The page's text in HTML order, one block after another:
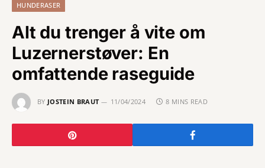
HUNDERASER
Alt du trenger å vite om
Luzernerstøver: En
omfattende raseguide
BY JOSTEIN BRAUT 11/04/2024 8 MINS READ